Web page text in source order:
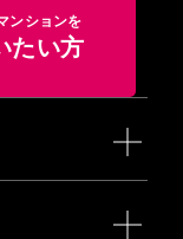
ンションを
たい方